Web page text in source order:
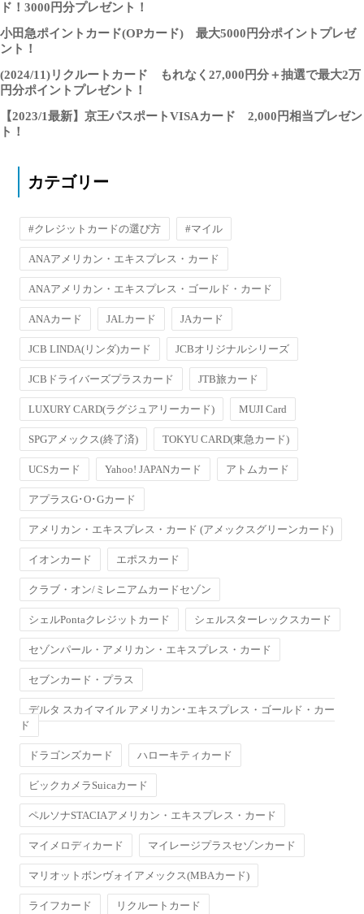
ド！3000円分プレゼント！
小田急ポイントカード(OPカード) 最大5000円分ポイントプレゼ
ント！
(2024/11)リクルートカード もれなく27,000円分＋抽選で最大2万
円分ポイントプレゼント！
【2023/1最新】京王パスポートVISAカード 2,000円相当プレゼン
ト！
カテゴリー
#クレジットカードの選び方 #マイル
ANAアメリカン・エキスプレス・カード
ANAアメリカン・エキスプレス・ゴールド・カード
ANAカード JALカード JAカード
JCB LINDA(リンダ)カード JCBオリジナルシリーズ
JCBドライバーズプラスカード JTB旅カード
LUXURY CARD(ラグジュアリーカード) MUJI Card
SPGアメックス(終了済) TOKYU CARD(東急カード)
UCSカード Yahoo! JAPANカード アトムカード
アプラスG･O･Gカード
アメリカン・エキスプレス・カード (アメックスグリーンカード)
イオンカード エポスカード
クラブ・オン/ミレニアムカードセゾン
シェルPontaクレジットカード シェルスターレックスカード
セゾンパール・アメリカン・エキスプレス・カード
セブンカード・プラス
デルタ スカイマイル アメリカン･エキスプレス・ゴールド・カー
ド
ドラゴンズカード ハローキティカード
ビックカメラSuicaカード
ペルソナSTACIAアメリカン・エキスプレス・カード
マイメロディカード マイレージプラスセゾンカード
マリオットボンヴォイアメックス(MBAカード)
ライフカード リクルートカード